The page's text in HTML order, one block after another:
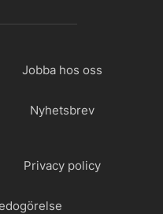
Jobba hos oss
Nyhetsbrev
Privacy policy